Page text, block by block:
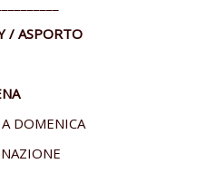
/ ASPORTO
DOMENICA